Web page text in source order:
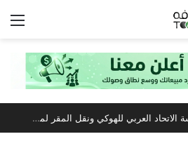
سلطنة عُمان تفوز برئاسة الاتحاد العربي للهوكي ونقل المقر لمسقط